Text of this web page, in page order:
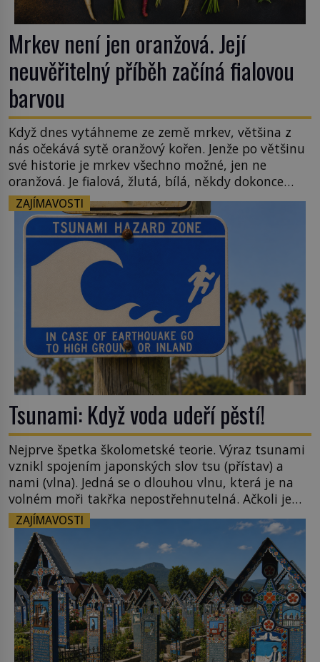
Mrkev není jen oranžová. Její
neuvěřitelný příběh začíná fialovou
barvou
Když dnes vytáhneme ze země mrkev, většina z
nás očekává sytě oranžový kořen. Jenže po většinu
své historie je mrkev všechno možné, jen ne
oranžová. Je fialová, žlutá, bílá, někdy dokonce
téměř černá. Až díky stovkám let pečlivého
šlechtění se z ní stává zelenina, bez které si českou
zahradu ani nedokážeme představit. Její příběh je
ZAJÍMAVOSTI
Tsunami: Když voda udeří pěstí!
Nejprve špetka školometské teorie. Výraz tsunami
vznikl spojením japonských slov tsu (přístav) a
nami (vlna). Jedná se o dlouhou vlnu, která je na
volném moři takřka nepostřehnutelná. Ačkoli je
vlnová délka tsunami i 300 kilometrů, výška vlny
na volném moři je maximálně 1,5 metru. Máme se
podobné obří vlny obávat i v Evropě? Vznik
tsunami si […]
ZAJÍMAVOSTI